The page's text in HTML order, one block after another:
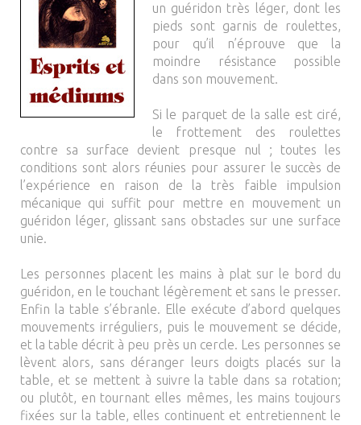
un guéridon très léger, dont les
pieds sont garnis de roulettes,
pour qu’il n’éprouve que la
moindre résistance possible
dans son mouvement.
Si le parquet de la salle est ciré,
le frottement des roulettes
contre sa surface devient presque nul ; toutes les
conditions sont alors réunies pour assurer le succès de
l’expérience en raison de la très faible impulsion
mécanique qui suffit pour mettre en mouvement un
guéridon léger, glissant sans obstacles sur une surface
unie.
Les personnes placent les mains à plat sur le bord du
guéridon, en le touchant légèrement et sans le presser.
Enfin la table s’ébranle. Elle exécute d’abord quelques
mouvements irréguliers, puis le mouvement se décide,
et la table décrit à peu près un cercle. Les personnes se
lèvent alors, sans déranger leurs doigts placés sur la
table, et se mettent à suivre la table dans sa rotation;
ou plutôt, en tournant elles mêmes, les mains toujours
fixées sur la table, elles continuent et entretiennent le